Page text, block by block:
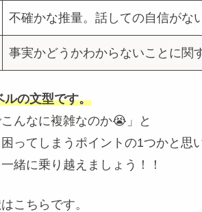
不確かな推量。話しての自信がな
事実かどうかわからないことに関
ルの文型です。
こんなに複雑なのか😭」と
ってしまうポイントの1つかと思
緒に乗り越えましょう！！
こちらです。